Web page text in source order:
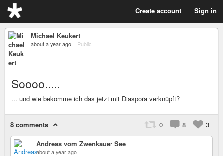
Create account Sign in
Michael Keukert
about a year ago – Public
Soooo.....
... und wie bekomme ich das jetzt mit Diaspora verknüpft?
8 comments 0 8
3
Andreas vom Zwenkauer See
about a year ago